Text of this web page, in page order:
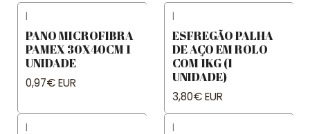
|
PANO MICROFIBRA
PAMEX 30X40CM 1
UNIDADE
0,97€ EUR
|
ESFREGÃO PALHA
DE AÇO EM ROLO
COM 1KG (1
UNIDADE)
3,80€ EUR
| |